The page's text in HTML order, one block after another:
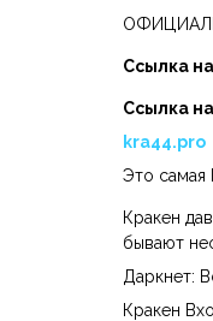
Ссылка
Ссылка
kra44.pro
Это
Кракен
бывают
Даркнет:
Кракен